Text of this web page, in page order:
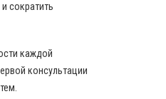
сократить
каждой
консультации